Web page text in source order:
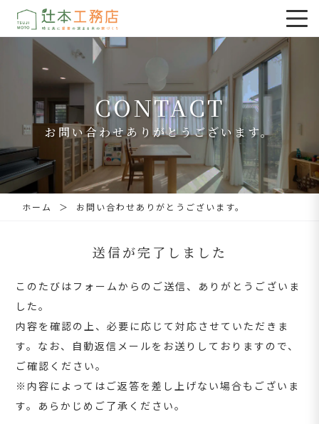
CONTACT
お問い合わせありがとうございます。
横浜・川崎・鎌倉の注文住宅｜辻󠄀本工務店
ホーム お問い合わせありがとうございます。
送信が完了しました
このたびはフォームからのご送信、ありがとうございま
した。
内容を確認の上、必要に応じて対応させていただきま
す。 なお、自動返信メールをお送りしておりますので、
ご確認ください。
※内容によってはご返答を差し上げない場合もございま
す。あらかじめご了承ください。